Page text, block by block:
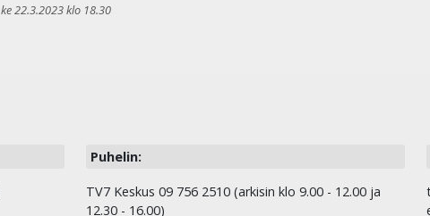
ke 22.3.2023 klo 18.30
Puhelin:
TV7 Keskus 09 756 2510 (arkisin klo 9.00 - 12.00 ja
12.30 - 16.00)